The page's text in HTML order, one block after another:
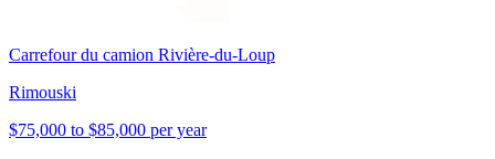
Carrefour du camion Rivière-du-Loup
Rimouski
$75,000 to $85,000 per year